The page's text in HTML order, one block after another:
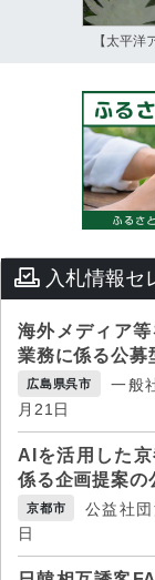
【太平洋
入札情報セ
海外メディア
業務に係る公募
広島県呉市
一般
月21日
AIを活用した
係る企画提案の
京都市
公益社
日